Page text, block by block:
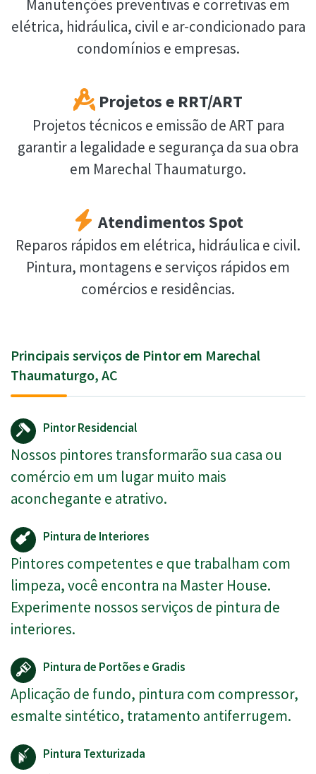
Manutenções preventivas e corretivas em
elétrica, hidráulica, civil e ar-condicionado para
condomínios e empresas.
Projetos e RRT/ART
Projetos técnicos e emissão de ART para
garantir a legalidade e segurança da sua obra
em Marechal Thaumaturgo.
Atendimentos Spot
Reparos rápidos em elétrica, hidráulica e civil.
Pintura, montagens e serviços rápidos em
comércios e residências.
Principais serviços de Pintor em Marechal
Thaumaturgo, AC
Pintor Residencial
Nossos pintores transformarão sua casa ou
comércio em um lugar muito mais
aconchegante e atrativo.
Pintura de Interiores
Pintores competentes e que trabalham com
limpeza, você encontra na Master House.
Experimente nossos serviços de pintura de
interiores.
Pintura de Portões e Gradis
Aplicação de fundo, pintura com compressor,
esmalte sintético, tratamento antiferrugem.
Pintura Texturizada